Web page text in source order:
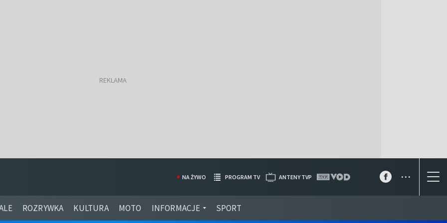
ROZRYWKA KULTURA MOTO INFORMACJE SPORT
NA ŻYWO PROGRAM TV ANTENY TVP ...